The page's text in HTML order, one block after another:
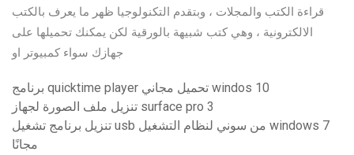
قراءة الكتب والمجلات ، وبتقدم التكنولوجيا ظهر ما يعرف بالكتب
الالكترونية ، وهي كتب شبيهة بالورقية لكن يمكنك تحميلها على
جهازك سواء كمبيوتر او
برنامج quicktime player تحميل مجاني windos 10
تنزيل ملف الصورة لجهاز surface pro 3
تنزيل برنامج تشغيل usb من سوني لنظام التشغيل windows 7
مجانًا